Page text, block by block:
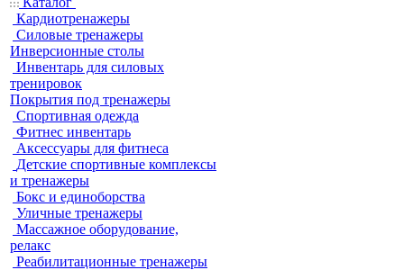
Кардиотренажеры
Силовые тренажеры
Инверсионные столы
Инвентарь для силовых
тренировок
Покрытия под тренажеры
Спортивная одежда
Фитнес инвентарь
Аксессуары для фитнеса
Детские спортивные комплексы
и тренажеры
Бокс и единоборства
Уличные тренажеры
Массажное оборудование,
релакс
Реабилитационные тренажеры